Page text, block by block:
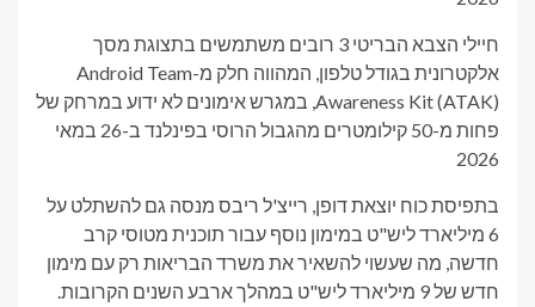
חיילי הצבא הבריטי 3 רובים משתמשים בתצוגת מסך
אלקטרונית בגודל טלפון, המהווה חלק מ-Android Team
Awareness Kit (ATAK), במגרש אימונים לא ידוע במרחק של
פחות מ-50 קילומטרים מהגבול הרוסי בפינלנד ב-26 במאי
2026
בתפיסת כוח יוצאת דופן, רייצ'ל ריבס מנסה גם להשתלט על
6 מיליארד ליש"ט במימון נוסף עבור תוכנית מטוסי קרב
חדשה, מה שעשוי להשאיר את משרד הבריאות רק עם מימון
חדש של 9 מיליארד ליש"ט במהלך ארבע השנים הקרובות.